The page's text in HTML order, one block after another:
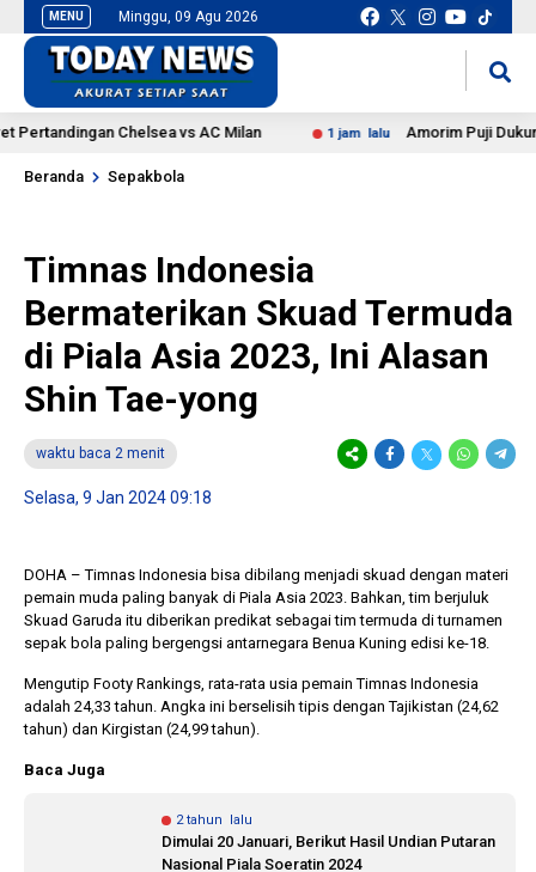
MENU Minggu, 09 Agu 2026
Chelsea vs AC Milan 1 jam lalu Amorim Puji
Beranda Sepakbola
Timnas Indonesia
Bermaterikan Skuad Termuda
di Piala Asia 2023, Ini Alasan
Shin Tae-yong
waktu baca 2 menit
Selasa, 9 Jan 2024 09:18
DOHA – Timnas Indonesia bisa dibilang menjadi skuad dengan materi
pemain muda paling banyak di Piala Asia 2023. Bahkan, tim berjuluk
Skuad Garuda itu diberikan predikat sebagai tim termuda di turnamen
sepak bola paling bergengsi antarnegara Benua Kuning edisi ke-18.
Mengutip Footy Rankings, rata-rata usia pemain Timnas Indonesia
adalah 24,33 tahun. Angka ini berselisih tipis dengan Tajikistan (24,62
tahun) dan Kirgistan (24,99 tahun).
Baca Juga
2 tahun lalu
Dimulai 20 Januari, Berikut Hasil Undian Putaran
Nasional Piala Soeratin 2024
1 tahun lalu
Banyak Gugatan di
Pilkada 2024, Legislator
Ragukan SDM Bawaslu
10 bulan lalu
KPU
Keputusan
Capres-